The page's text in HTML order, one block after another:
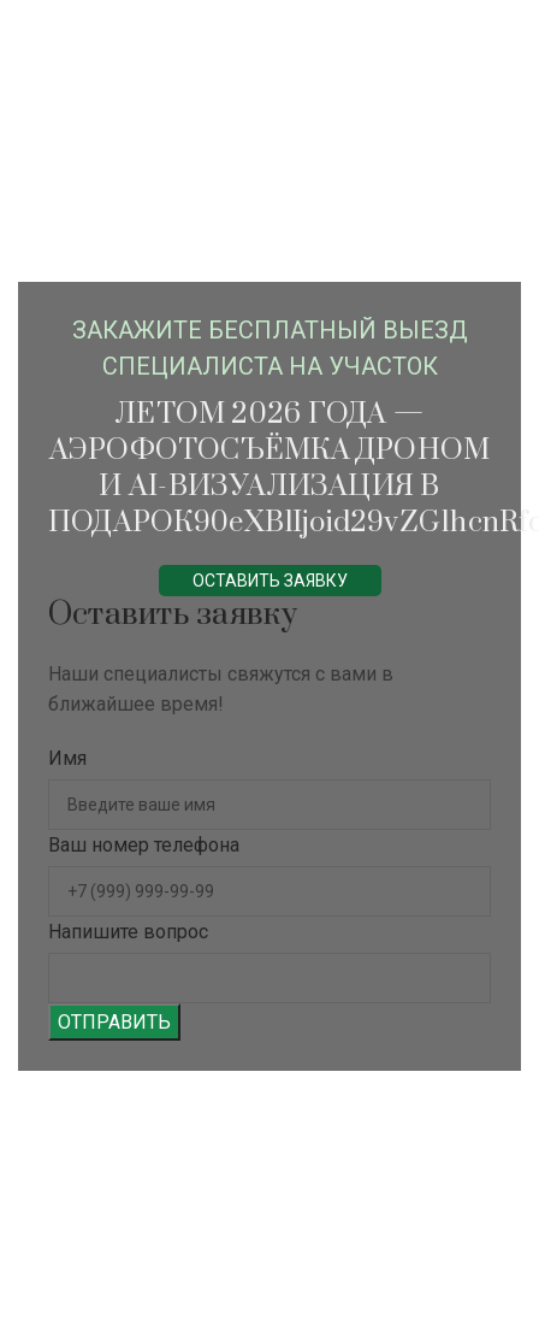
ЗАКАЖИTЕ БЕСПЛАТНЫЙ ВЫЕЗД
СПЕЦИАЛИСТА НА УЧАСТОК
ЛЕТОМ 2026 ГОДА —
АЭРОФОТОСЪЁМКА ДРОНОМ
И AI-ВИЗУАЛИЗАЦИЯ В
ОСТАВИТЬ ЗАЯВКУ
Оставить заявку
Наши специалисты свяжутся с вами в
ближайшее время!
Имя
Ваш номер телефона
Напишите вопрос
ОТПРАВИТЬ